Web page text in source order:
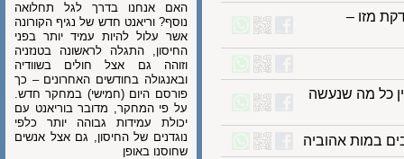
מזו –
מה שנעשה
אהוביה
האם אנחנו בדרך לגל תחלואה
נוסף? וריאנט חדש של נגיף הקורונה
אשר עלול להיות עמיד יותר בפני
החיסון, התגלה לראשונה בטנזניה
וזוהה גם אצל חולים בשוודיה
ובאנגולה בחודשים האחרונים – כך
פורסם היום (חמישי) במחקר חדש.
על פי המחקר, מדובר בוריאנט עם
יכולת עמידות גבוהה יותר כלפי
נוגדנים של החיסון, גם אצל אנשים
שחוסנו באופן